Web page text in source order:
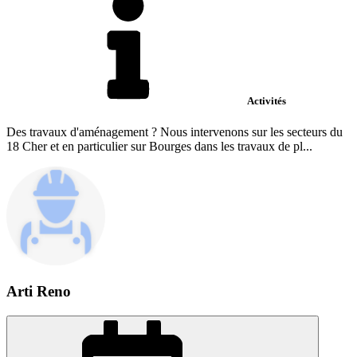
Activités
Des travaux d'aménagement ? Nous intervenons sur les secteurs du
18 Cher et en particulier sur Bourges dans les travaux de pl...
Arti Reno